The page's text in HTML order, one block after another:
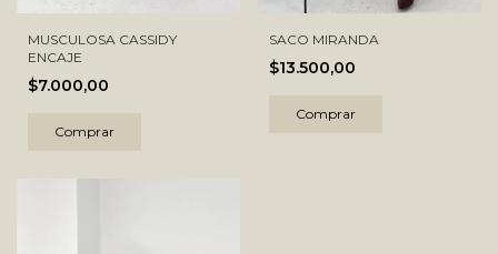
MUSCULOSA CASSIDY
ENCAJE
$7.000,00
Comprar
SACO MIRANDA
$13.500,00
Comprar